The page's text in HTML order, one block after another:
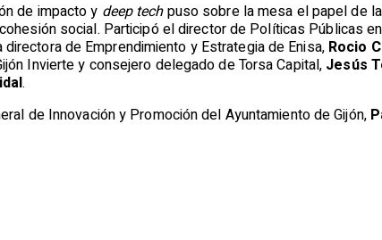
de impacto y deep techpuso sobre la mesa el papel de la
social. Participó el director de Políticas Públicas
de Emprendimiento y Estrategia de Enisa, Rocio
Invierte y consejero delegado de Torsa Capital, Jesús
.
de Innovación y Promoción del Ayuntamiento de Gijón,